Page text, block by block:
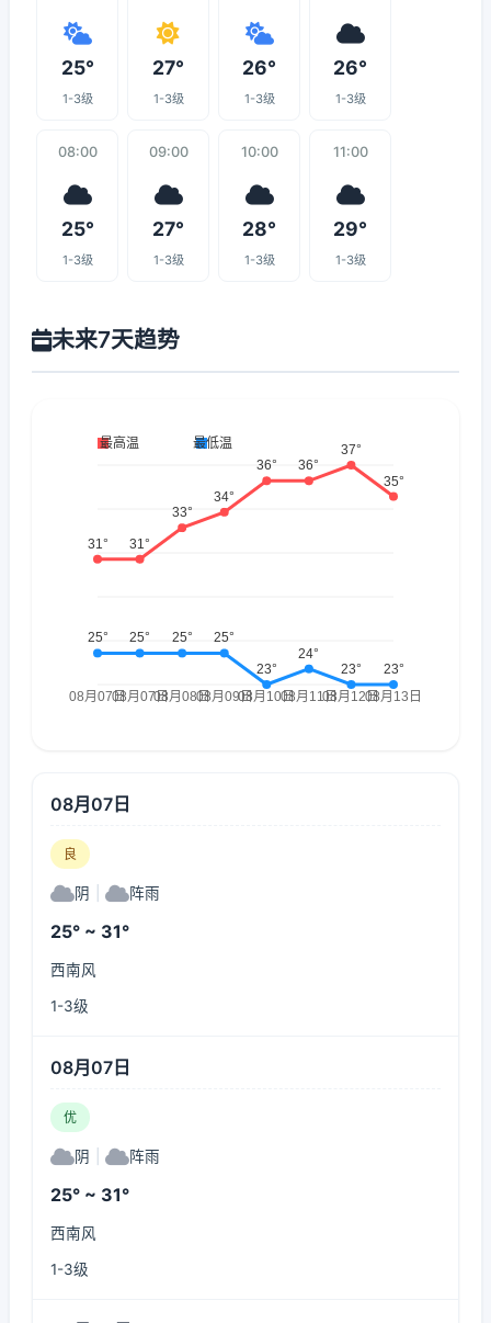
25°
1-3级
27°
1-3级
26°
1-3级
26°
1-3级
08:00
25°
1-3级
09:00
27°
1-3级
10:00
28°
1-3级
11:00
29°
1-3级
未来7天趋势
08月07日
良
阴 阵雨
25° ~ 31°
西南风
1-3级
08月07日
优
阴 阵雨
25° ~ 31°
西南风
1-3级